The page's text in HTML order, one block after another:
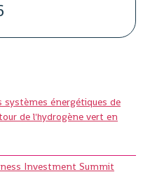
énergétiques de
de l'hydrogène vert en
Investment Summit